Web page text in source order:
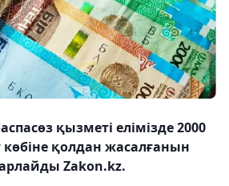
қызметі елімізде 2000
көбіне қолдан жасалғанын
Zakon.kz.